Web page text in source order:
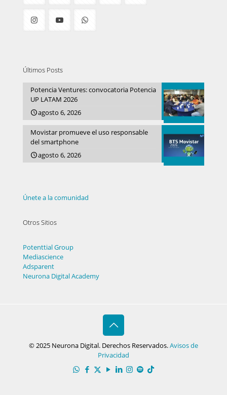
Últimos Posts
Potencia Ventures: convocatoria Potencia
UP LATAM 2026
agosto 6, 2026
Movistar promueve el uso responsable
del smartphone
agosto 6, 2026
Únete a la comunidad
Otros Sitios
Potenttial Group
Mediascience
Adsparent
Neurona Digital Academy
© 2025 Neurona Digital. Derechos Reservados.Avisos de
Privacidad